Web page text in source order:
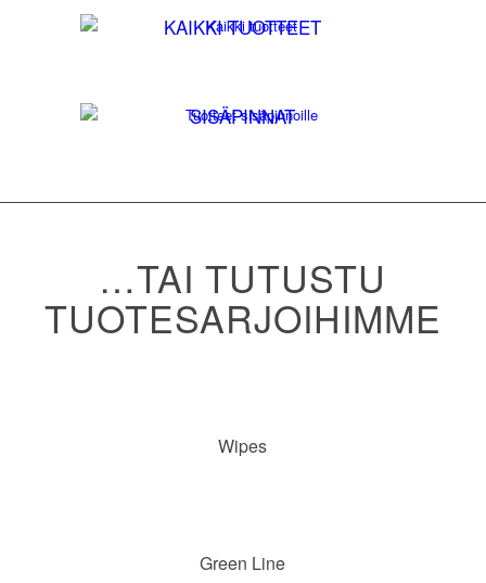
KAIKKI TUOTTEET
SISÄPINNAT
…TAI TUTUSTU
TUOTESARJOIHIMME
Wipes
Green Line